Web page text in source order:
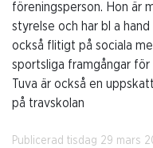
föreningsperson. Hon är
styrelse och har bl a
också flitigt på sociala
sportsliga framgångar för
Tuva är också en
på travskolan
Publicerad tisdag 29 mars